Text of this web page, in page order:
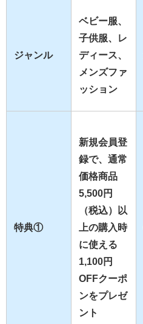
ジャンル
ベビー服、
子供服、レ
ディース、
メンズファ
ッション
特典①
新規会員登
録で、通常
価格商品
5,500円
（税込）以
上の購入時
に使える
1,100円
OFFクーポ
ンをプレゼ
ント